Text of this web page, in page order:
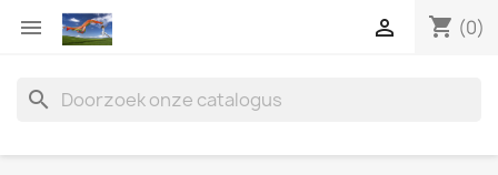
 shopping_cart (0)

search